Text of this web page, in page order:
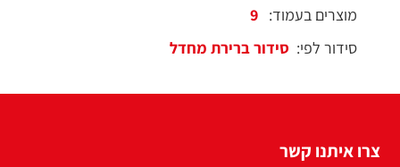
מוצרים בעמוד:
סידור לפי:
צרו איתנו קשר